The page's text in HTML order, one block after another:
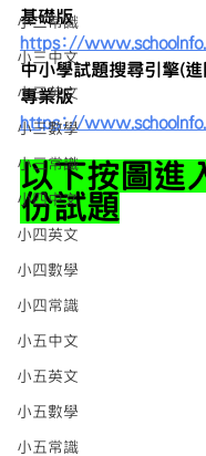
小二常識
小三中文
小三英文
小三數學
小三常識
小四中文
小四英文
小四數學
小四常識
小五中文
小五英文
小五數學
小五常識
基礎版
https://
中小學試題搜尋引擎(
專業版
https://
以下按圖進
份試題